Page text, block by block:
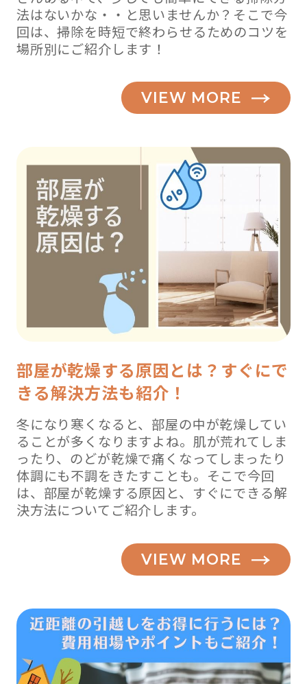
法はないかな・・と思いませんか？そこで今
回は、掃除を時短で終わらせるためのコツを
場所別にご紹介します！
VIEW MORE
部屋が乾燥する原因とは？すぐにで
きる解決方法も紹介！
冬になり寒くなると、部屋の中が乾燥してい
ることが多くなりますよね。肌が荒れてしま
ったり、のどが乾燥で痛くなってしまったり
体調にも不調をきたすことも。そこで今回
は、部屋が乾燥する原因と、すぐにできる解
決方法についてご紹介します。
VIEW MORE